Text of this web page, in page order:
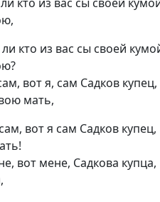
кто из вас сы своей
вот я, сам Садков купец,
мать,
вот я сам Садков купец,
вот мене, Садкова купца,